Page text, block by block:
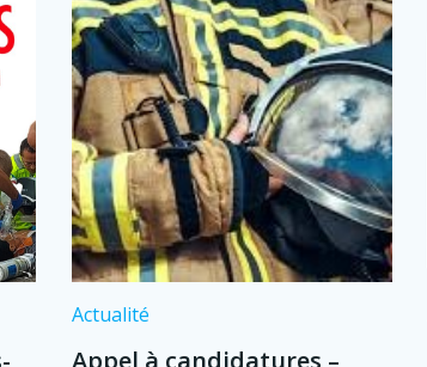
Actualité
Appel à candidatures –